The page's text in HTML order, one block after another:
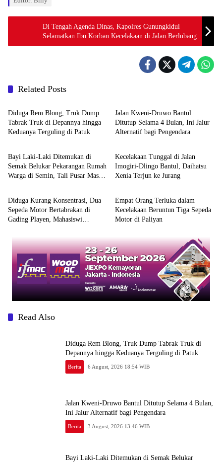
Di Tengah Agenda Dinas, Kapolres Gunungkidul
Selamatkan Ibu Korban Kecelakaan di Jalan Berlubang
Related Posts
Berita
Diduga Rem Blong, Truk Dump
Tabrak Truk di Depannya hingga
Keduanya Terguling di Patuk
Jalan Kweni-Druwo Bantul
Ditutup Selama 4 Bulan, Ini Jalur
Alternatif bagi Pengendara
Berita
Bayi Laki-Laki Ditemukan di
Semak Belukar Pekarangan Rumah
Warga di Semin, Tali Pusar Masih
Berita
Kecelakaan Tunggal di Jalan
Imogiri-Dlingo Bantul, Daihatsu
Xenia Terjun ke Jurang
Berita
Diduga Kurang Konsentrasi, Dua
Sepeda Motor Bertabrakan di
Gading Playen, Mahasiswi
Berita
Empat Orang Terluka dalam
Kecelakaan Beruntun Tiga Sepeda
Motor di Paliyan
Read Also
Diduga Rem Blong, Truk Dump Tabrak Truk di
Depannya hingga Keduanya Terguling di Patuk
Berita 6 August, 2026 18:54 WIB
Jalan Kweni-Druwo Bantul Ditutup Selama 4 Bulan,
Ini Jalur Alternatif bagi Pengendara
Berita 3 August, 2026 13:46 WIB
Bayi Laki-Laki Ditemukan di Semak Belukar